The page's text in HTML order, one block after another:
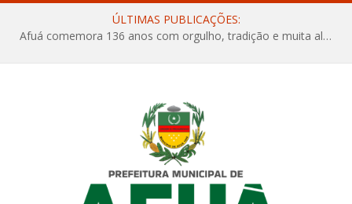
ÚLTIMAS PUBLICAÇÕES:
Afuá comemora 136 anos com orgulho, tradição e muita alegria na Quadra Dr. Nelson Salomão